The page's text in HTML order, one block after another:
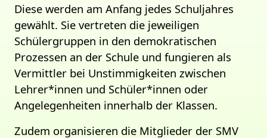
Diese werden am Anfang jedes Schuljahres
gewählt. Sie vertreten die jeweiligen
Schülergruppen in den demokratischen
Prozessen an der Schule und fungieren als
Vermittler bei Unstimmigkeiten zwischen
Lehrer*innen und Schüler*innen oder
Angelegenheiten innerhalb der Klassen.
Zudem organisieren die Mitglieder der SMV